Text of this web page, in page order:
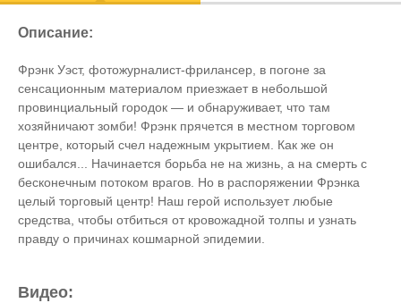
Описание:
Фрэнк Уэст, фотожурналист-фрилансер, в погоне за
сенсационным материалом приезжает в небольшой
провинциальный городок — и обнаруживает, что там
хозяйничают зомби! Фрэнк прячется в местном торговом
центре, который счел надежным укрытием. Как же он
ошибался... Начинается борьба не на жизнь, а на смерть с
бесконечным потоком врагов. Но в распоряжении Фрэнка
целый торговый центр! Наш герой использует любые
средства, чтобы отбиться от кровожадной толпы и узнать
правду о причинах кошмарной эпидемии.
Видео: